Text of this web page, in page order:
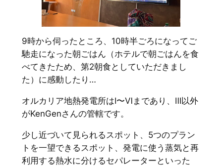
9時から伺ったところ、10時半ごろになってご
馳走になった朝ごはん（ホテルで朝ごはんを食
べてきたため、第2朝食としていただきまし
た）に感動したり…
オルカリア地熱発電所はⅠ〜Ⅵまであり、Ⅲ以外
がKenGenさんの管轄です。
少し近づいて見られるスポット、5つのプラン
トを一望できるスポット、発電に使う蒸気と再
利用する熱水に分けるセパレーターといった